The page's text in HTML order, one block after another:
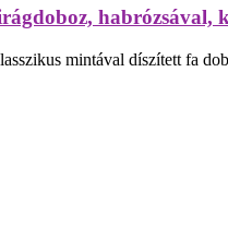
habrózsával,
mintával díszített fa